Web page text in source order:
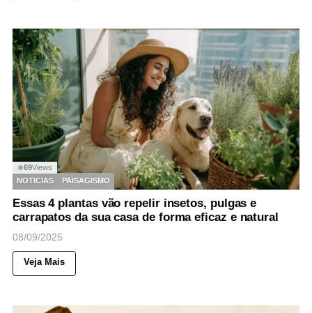
◉69Views
NOTICIAS
PAISAGISMO
Essas 4 plantas vão repelir insetos, pulgas e
carrapatos da sua casa de forma eficaz e natural
08/09/2025
Veja Mais